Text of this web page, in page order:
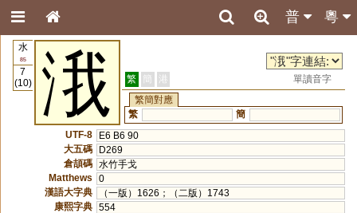
粵
普
水
85
7
(10)
涐 繁 簡 港
單讀音字
繁簡對應
繁
簡
UTF-8
E6 B6 90
大五碼
D269
倉頡碼 水竹手戈
Matthews
0
漢語大字典
（一版）1626；（二版）1743
康熙字典 554